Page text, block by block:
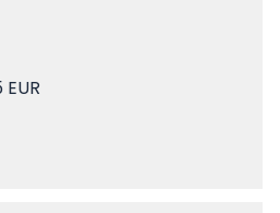
EUR